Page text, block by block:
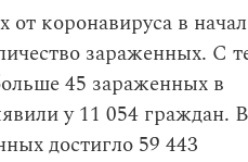
коронавируса в
зараженных. С
45 зараженных в
у 11 054 граждан. В
достигло 59 443